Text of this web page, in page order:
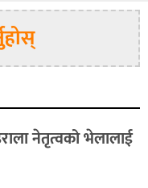
नेतृत्वको भेलालाई